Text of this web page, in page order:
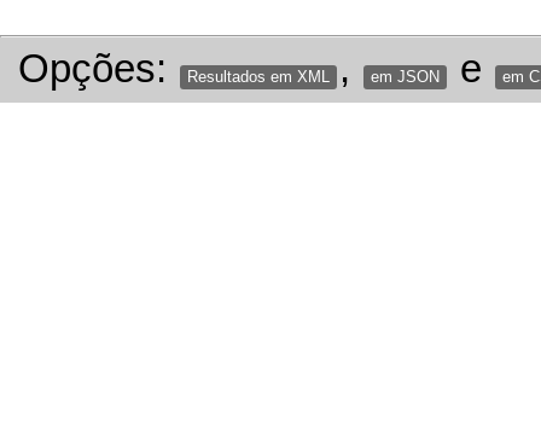
Opções: Resultados em XML , em JSON e em